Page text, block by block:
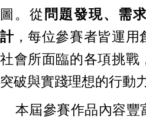
圖。從 問題發現、需
計，每位參賽者皆運用
社會所面臨的各項挑戰
突破與實踐理想的行動力
本屆參賽作品內容豐